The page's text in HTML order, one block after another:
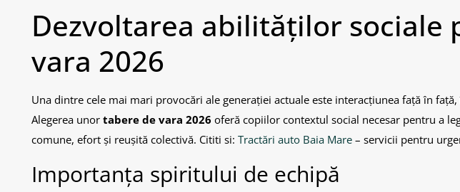
Dezvoltarea abilităților sociale
vara 2026
Una dintre cele mai mari provocări ale generației actuale este interacțiunea față în
Alegerea unor tabere de vara 2026 oferă copiilor contextul social necesar pentru a
comune, efort și reușită colectivă. Cititi si: Tractări auto Baia Mare – servicii pentru
Importanța spiritului de echipă